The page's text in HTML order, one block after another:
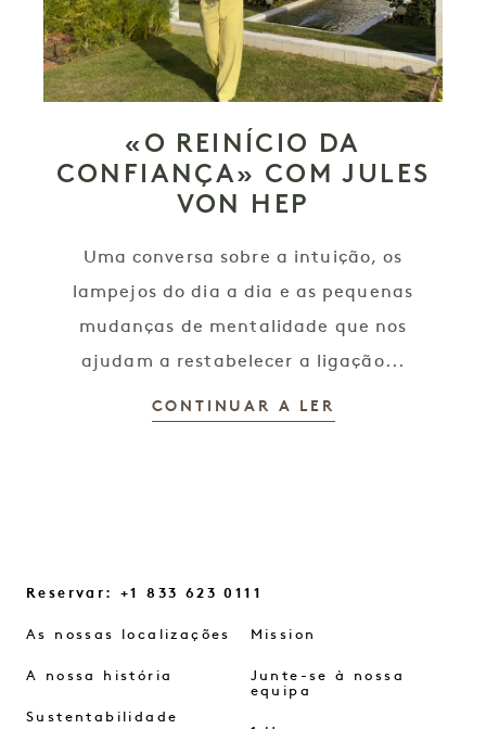
«O REINÍCIO DA
CONFIANÇA» COM JULES
VON HEP
Uma conversa sobre a intuição, os
lampejos do dia a dia e as pequenas
mudanças de mentalidade que nos
ajudam a restabelecer a ligação...
CONTINUAR A LER
Reservar: +1 833 623 0111
As nossas localizações
A nossa história
Sustentabilidade
Mission
Junte-se à nossa
equipa